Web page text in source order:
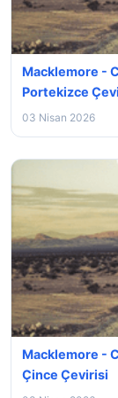
Macklemore -
Portekizce
03 Nisan 2026
Macklemore -
Çince Çevirisi